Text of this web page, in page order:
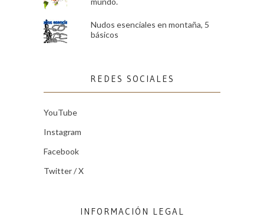
Nudos esenciales en montaña, 5
básicos
REDES SOCIALES
YouTube
Instagram
Facebook
Twitter / X
INFORMACIÓN LEGAL